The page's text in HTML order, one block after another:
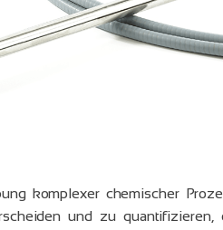
komplexer chemischer
und zu